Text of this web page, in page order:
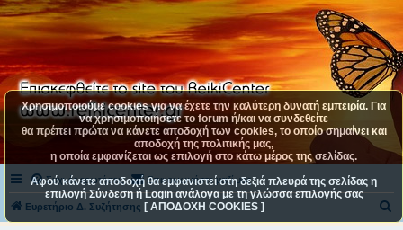
Συχνές ερωτήσεις Επικοινωνήστε μαζί μας
Ευρετήριο Δ. Συζήτησης
Χρησιμοποιούμε cookies για να έχετε την καλύτερη δυνατή εμπειρία. Για
να χρησιμοποιήσετε το forum ή/και να συνδεθείτε
θα πρέπει πρώτα να κάνετε αποδοχή των cookies, το οποίο σημαίνει και
αποδοχή της πολιτικής μας,
η οποία εμφανίζεται ως επιλογή στο κάτω μέρος της σελίδας.
Αφού κάνετε αποδοχή θα εμφανιστεί στη δεξιά πλευρά της σελίδας η
επιλογή Σύνδεση ή Login ανάλογα με τη γλώσσα επιλογής σας
[ ΑΠΟΔΟΧΗ COOKIES ]